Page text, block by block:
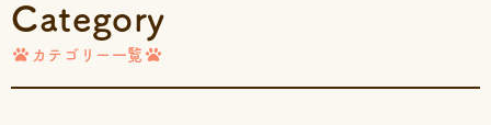
Category
カテゴリー一覧